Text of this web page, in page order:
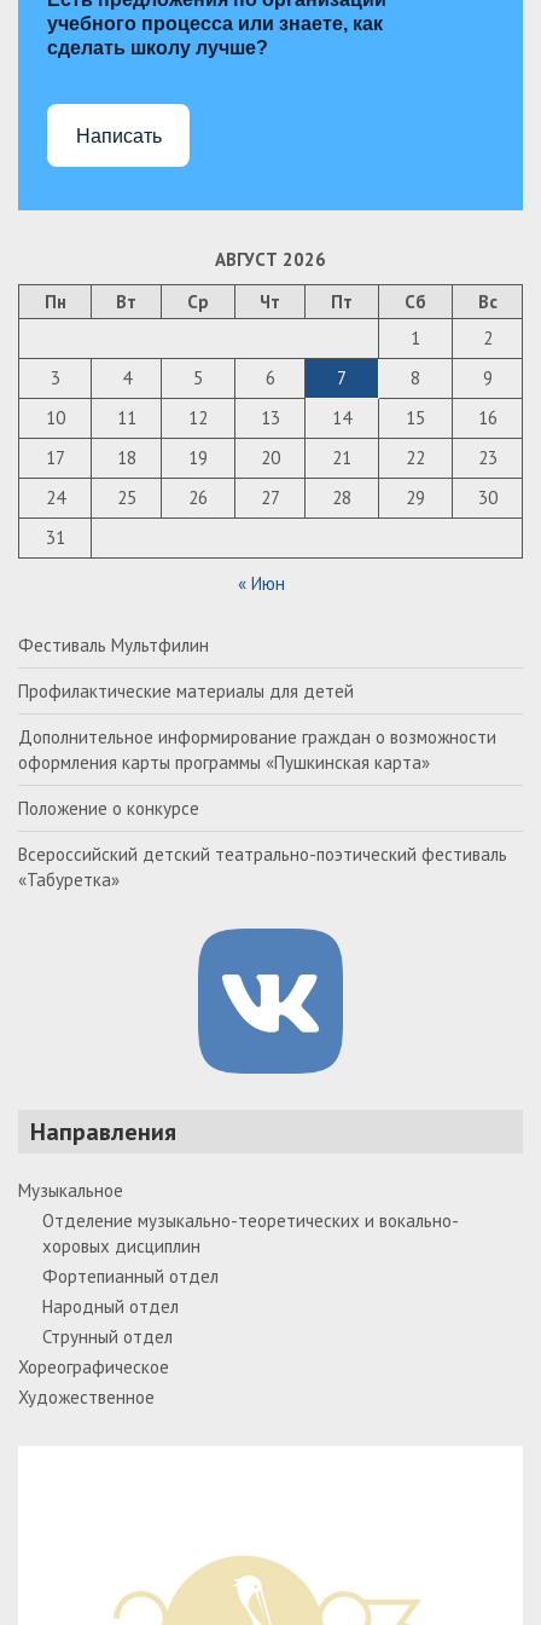
учебного процесса или знаете, как
сделать школу лучше?
Написать
АВГУСТ 2026
Пн
Вт Ср Чт Пт Сб
Вс
1
2
3
4 5 6 7 8
9
10
11 12 13 14 15
16
17
18 19 20 21 22
23
24
25 26 27 28 29
30
31
« Июн
Фестиваль Мультфилин
Профилактические материалы для детей
Дополнительное информирование граждан о возможности
оформления карты программы «Пушкинская карта»
Положение о конкурсе
Всероссийский детский театрально-поэтический фестиваль
«Табуретка»
Направления
Музыкальное
Отделение музыкально-теоретических и вокально-
хоровых дисциплин
Фортепианный отдел
Народный отдел
Струнный отдел
Хореографическое
Художественное